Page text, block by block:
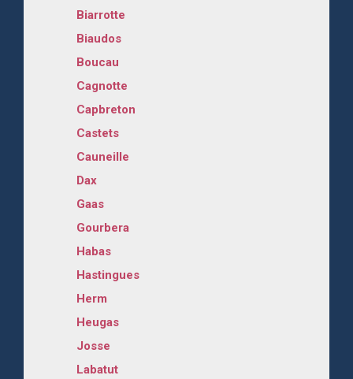
Biarrotte
Biaudos
Boucau
Cagnotte
Capbreton
Castets
Cauneille
Dax
Gaas
Gourbera
Habas
Hastingues
Herm
Heugas
Josse
Labatut